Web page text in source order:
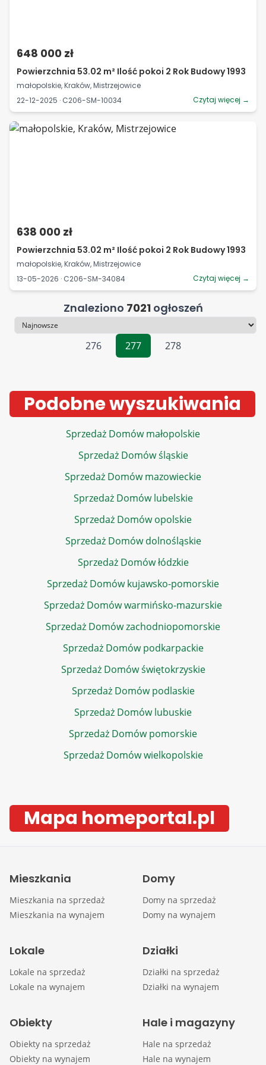
648 000 zł
Powierzchnia 53.02 m² Ilość pokoi 2 Rok Budowy 1993
małopolskie, Kraków, Mistrzejowice
22-12-2025 · C206-SM-10034
Czytaj więcej →
638 000 zł
Powierzchnia 53.02 m² Ilość pokoi 2 Rok Budowy 1993
małopolskie, Kraków, Mistrzejowice
13-05-2026 · C206-SM-34084
Czytaj więcej →
Znaleziono 7021ogłoszeń
Sortowanie
276
277 278
Podobne wyszukiwania
Sprzedaż Domów małopolskie
Sprzedaż Domów śląskie
Sprzedaż Domów mazowieckie
Sprzedaż Domów lubelskie
Sprzedaż Domów opolskie
Sprzedaż Domów dolnośląskie
Sprzedaż Domów łódzkie
Sprzedaż Domów kujawsko-pomorskie
Sprzedaż Domów warmińsko-mazurskie
Sprzedaż Domów zachodniopomorskie
Sprzedaż Domów podkarpackie
Sprzedaż Domów świętokrzyskie
Sprzedaż Domów podlaskie
Sprzedaż Domów lubuskie
Sprzedaż Domów pomorskie
Sprzedaż Domów wielkopolskie
Mapa homeportal.pl
Mieszkania
Mieszkania na sprzedaż
Mieszkania na wynajem
Domy
Domy na sprzedaż
Domy na wynajem
Lokale
Lokale na sprzedaż
Lokale na wynajem
Działki
Działki na sprzedaż
Działki na wynajem
Obiekty
Obiekty na sprzedaż
Obiekty na wynajem
Hale i magazyny
Hale na sprzedaż
Hale na wynajem